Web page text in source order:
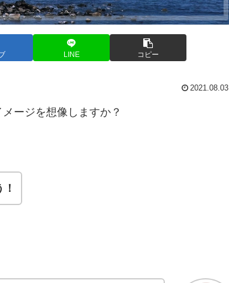
LINE コピー
2021.08.03
ージを想像しますか？